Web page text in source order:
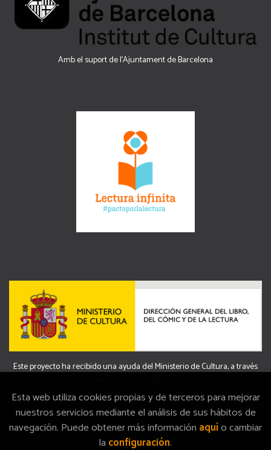
Amb el suport de l’Ajuntament de Barcelona
Este proyecto ha recibido una ayuda del Ministerio de Cultura, a través
2026 ©La Memòria. Todos los Derechos Reservados | Grupo
Esta web utiliza cookies propias y de terceros para mejorar
nuestros servicios mediante el análisis de sus hábitos de
navegación. Puede obtener más información aquío cambiar
la configuración.